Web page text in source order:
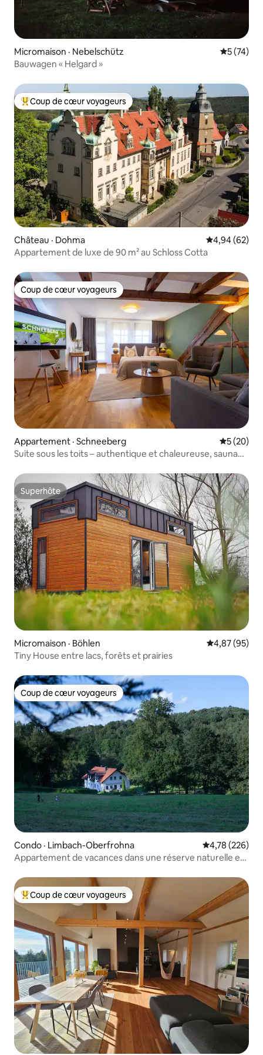
Micromaison · Nebelschütz Note
5 (74)
Bauwagen « Helgard »
Coup de cœur voyageurs parmi les plus aimés
Coup de cœur voyageurs
Château · Dohma Note
4,94 (62)
Appartement de luxe de 90 m² au Schloss Cotta
Coup de cœur voyageurs
Coup de cœur voyageurs
Appartement · Schneeberg Note
5 (20)
Suite sous les toits – authentique et chaleureuse, sauna
Superhôte
Superhôte
Micromaison · Böhlen Note
4,87 (95)
Tiny House entre lacs, forêts et prairies
Coup de cœur voyageurs
Coup de cœur voyageurs
Condo · Limbach-Oberfrohna Note
4,78 (226)
Appartement de vacances dans une réserve naturelle et
Coup de cœur voyageurs parmi les plus aimés
Coup de cœur voyageurs